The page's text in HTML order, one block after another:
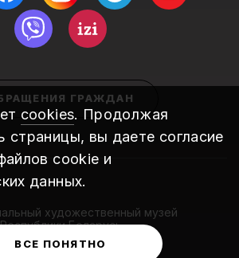
cookies. Продолжая
страницы, вы даете согласие
cookie и
данных.
ВСЕ ПОНЯТНО
ГРАЖДАН
художественный музей
Республики Беларусь
2010 – 2026